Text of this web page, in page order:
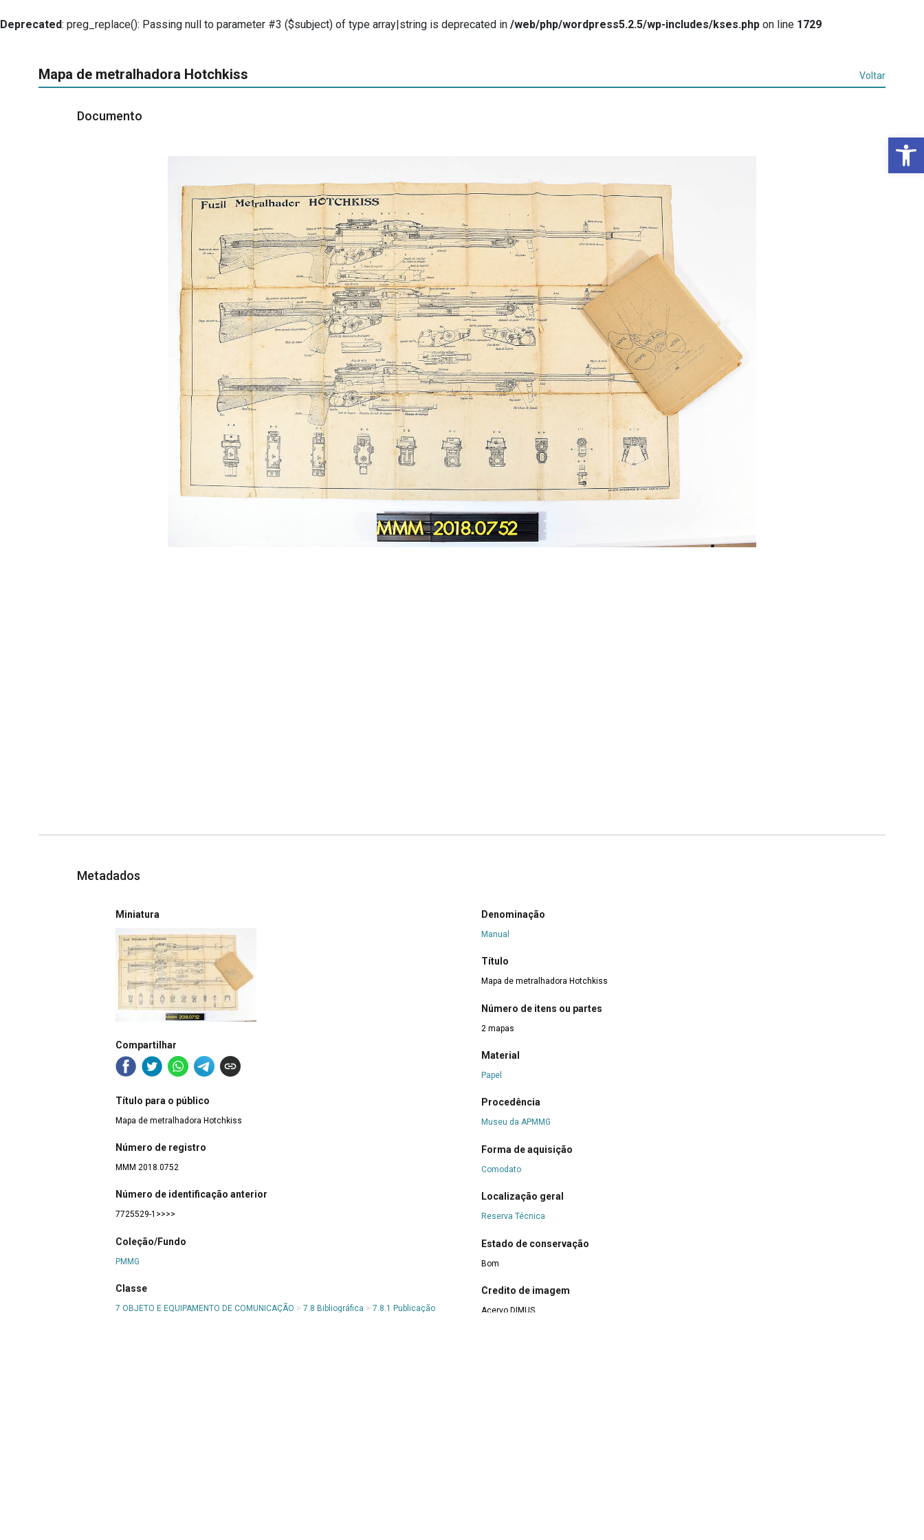
Deprecated: preg_replace(): Passing null to parameter #3 ($subject) of type array|string is deprecated in /web/php/wordpress5.2.5/wp-includes/kses.php on line 1729
Mapa de metralhadora Hotchkiss Voltar
Documento
Metadados
Miniatura
Compartilhar
Título para o público
Mapa de metralhadora Hotchkiss
Número de registro
MMM 2018.0752
Número de identificação anterior
7725529-1>>>>
Coleção/Fundo
PMMG
Classe
7 OBJETO E EQUIPAMENTO DE COMUNICAÇÃO > 7.8 Bibliográfica > 7.8.1 Publicação
Denominação
Manual
Título
Mapa de metralhadora Hotchkiss
Número de itens ou partes
2 mapas
Material
Papel
Procedência
Museu da APMMG
Forma de aquisição
Comodato
Localização geral
Reserva Técnica
Estado de conservação
Bom
Credito de imagem
Acervo DIMUS